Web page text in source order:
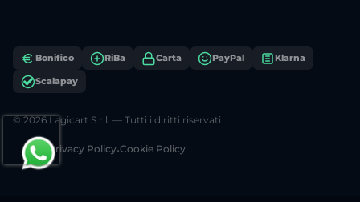
Bonifico RiBa Carta PayPal Klarna
Scalapay
© 2026 Lagicart S.r.l. — Tutti i diritti riservati
Privacy Policy•Cookie Policy